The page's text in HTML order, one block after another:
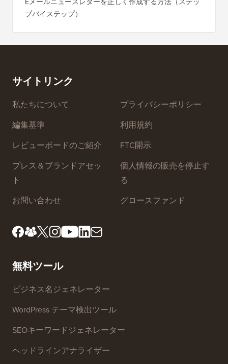
か？（比較）
比較：WordPressのベストEコマースプラグイン5選
サイトリンク
私たちについて
編集基準
レビューボードのご紹介
ト
プライバシーポリシー
利用規約
無料ツール